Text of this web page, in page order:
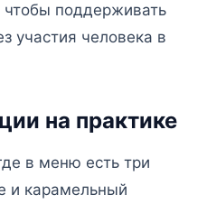
чтобы поддерживать
участия человека в
на практике
в меню есть три
и карамельный